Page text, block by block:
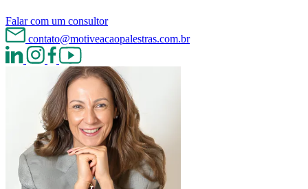
Falar com um consultor
contato@motiveacaopalestras.com.br